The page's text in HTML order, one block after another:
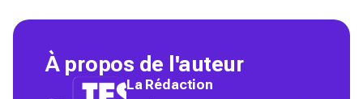
À propos de l'auteur
La Rédaction